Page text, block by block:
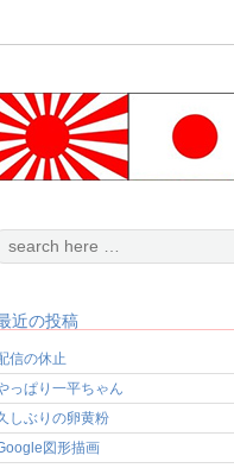
近の投稿
信の休止
っぱり一平ちゃん
しぶりの卵黄粉
図形描画